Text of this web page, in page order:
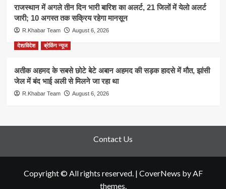
राजस्थान में अगले तीन दिन भारी बारिश का अलर्ट, 21 जिलों में येलो अलर्ट
जारी; 10 अगस्त तक सक्रिय रहेगा मानसून
R.Khabar Team August 6, 2026
देश/विदेश ब्रेकिंग न्यूज
अतीक अहमद के सबसे छोटे बेटे अबान अहमद की सड़क हादसे में मौत, झांसी
जेल में बंद भाई अली से मिलने जा रहा था
R.Khabar Team August 6, 2026
Contact Us
Copyright © All rights reserved. | CoverNews by AF
themes.